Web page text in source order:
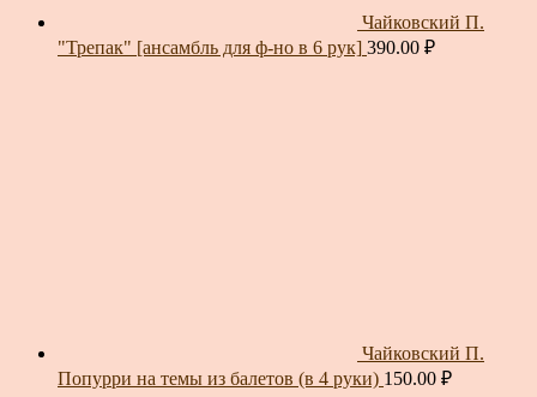
Чайковский П.
"Трепак" [ансамбль для ф-но в 6 рук] 390.00 ₽
Чайковский П.
Попурри на темы из балетов (в 4 руки) 150.00 ₽